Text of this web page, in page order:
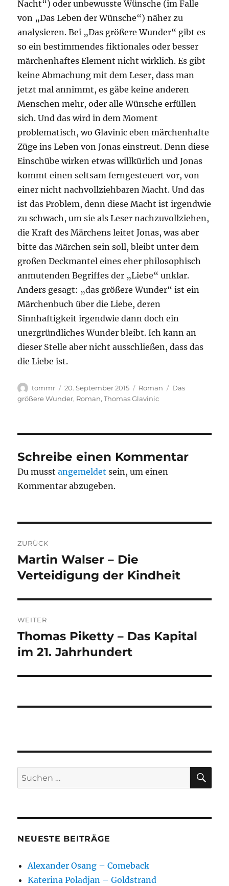
Nacht“) oder unbewusste Wünsche (im Falle
von „Das Leben der Wünsche“) näher zu
analysieren. Bei „Das größere Wunder“ gibt es
so ein bestimmendes fiktionales oder besser
märchenhaftes Element nicht wirklich. Es gibt
keine Abmachung mit dem Leser, dass man
jetzt mal annimmt, es gäbe keine anderen
Menschen mehr, oder alle Wünsche erfüllen
sich. Und das wird in dem Moment
problematisch, wo Glavinic eben märchenhafte
Züge ins Leben von Jonas einstreut. Denn diese
Einschübe wirken etwas willkürlich und Jonas
kommt einen seltsam ferngesteuert vor, von
einer nicht nachvollziehbaren Macht. Und das
ist das Problem, denn diese Macht ist irgendwie
zu schwach, um sie als Leser nachzuvollziehen,
die Kraft des Märchens leitet Jonas, was aber
bitte das Märchen sein soll, bleibt unter dem
großen Deckmantel eines eher philosophisch
anmutenden Begriffes der „Liebe“ unklar.
Anders gesagt: „das größere Wunder“ ist ein
Märchenbuch über die Liebe, deren
Sinnhaftigkeit irgendwie dann doch ein
unergründliches Wunder bleibt. Ich kann an
dieser Stelle aber nicht ausschließen, dass das
die Liebe ist.
Autor
tommr
Veröffentlicht
am
20. September 2015 Kategorien
Roman Schlagwörter
Das
größere Wunder, Roman,Thomas Glavinic
Schreibe einen Kommentar
Du musstangemeldet sein, um einen
Kommentar abzugeben.
ZURÜCK
Vorheriger
Beitrag:
Martin Walser – Die
Verteidigung der Kindheit
WEITER
Nächster
Beitrag:
Thomas Piketty – Das Kapital
im 21. Jahrhundert
Suchen
nach:
NEUESTE BEITRÄGE
Alexander Osang – Comeback
Katerina Poladjan – Goldstrand